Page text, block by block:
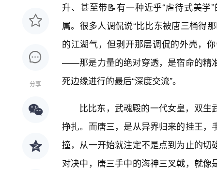
分享
升、甚至带📝有一种近乎“虐待式美
属。很多人调侃说“比比东被唐三桶得
的江湖气，但剥开那层调侃的外壳，
——那是力量的绝对穿透，是宿命的精
死边缘进行的最后“深度交流”。
比比东，武魂殿的一代女皇，双
挣扎。而唐三，是从异界归来的挂王
撞，从一开始就注定不是点到为止的
对决中，唐三手中的海神三叉戟，就